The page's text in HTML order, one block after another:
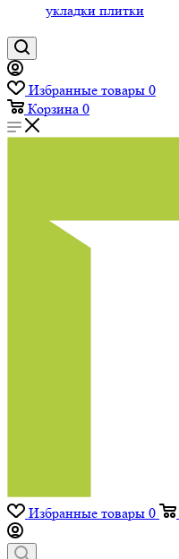
укладки плитки
Избранные товары 0
Корзина 0
Избранные товары 0